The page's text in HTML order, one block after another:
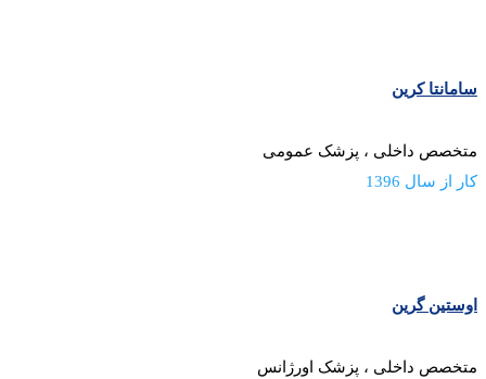
سامانتا کرین
متخصص داخلی ، پزشک عمومی
کار از سال 1396
اوستین گرین
متخصص داخلی ، پزشک اورژانس